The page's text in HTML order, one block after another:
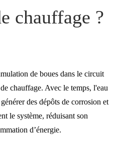
chauffage ?
de boues dans le circuit
chauffage. Avec le temps, l'eau
des dépôts de corrosion et
le système, réduisant son
d’énergie.